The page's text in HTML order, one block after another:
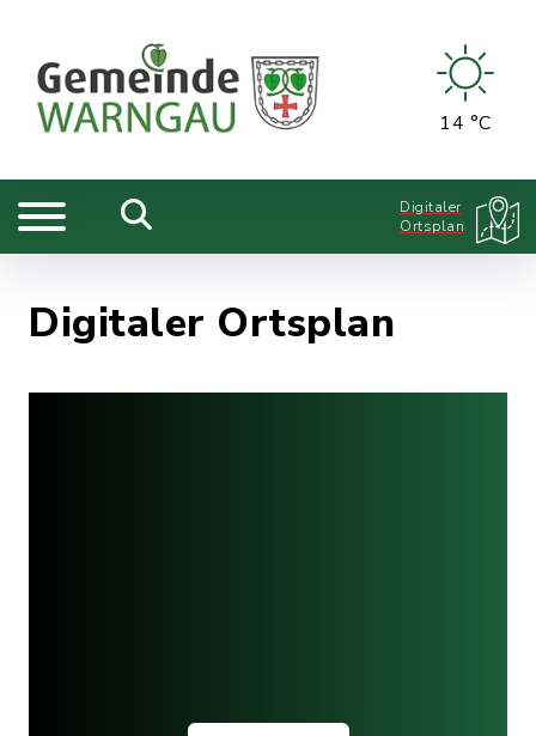
14 °C
Digitaler
Ortsplan
Digitaler Ortsplan